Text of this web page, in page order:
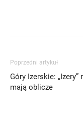
Poprzedni artykuł
Góry Izerskie: „Izery”
mają oblicze